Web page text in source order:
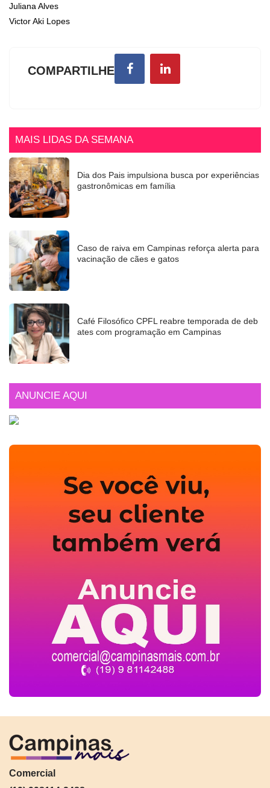
Juliana Alves
Victor Aki Lopes
COMPARTILHE
MAIS LIDAS DA SEMANA
Dia dos Pais impulsiona busca por experiências
gastronômicas em família
Caso de raiva em Campinas reforça alerta para
vacinação de cães e gatos
Café Filosófico CPFL reabre temporada de deb
ates com programação em Campinas
ANUNCIE AQUI
Comercial